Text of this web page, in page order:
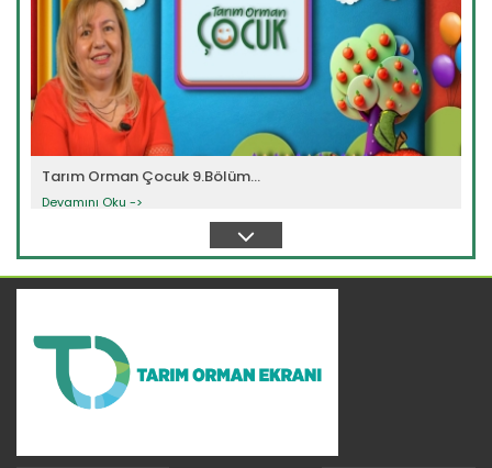
Tarım Orman Çocuk 9.Bölüm...
Devamını Oku ->